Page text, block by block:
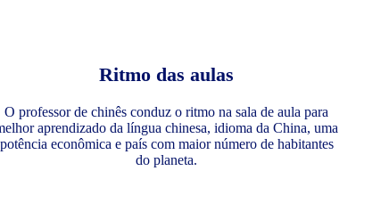
Ritmo das aulas
O professor de chinês conduz o ritmo na sala de aula para
aprendizado da língua chinesa, idioma da China, uma
potência econômica e país com maior número de habitantes
do planeta.